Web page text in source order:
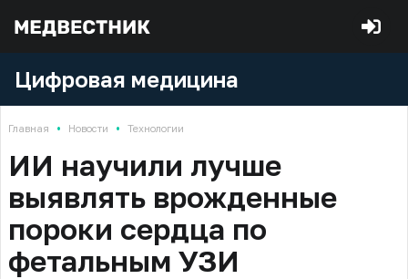
Цифровая медицина
Главная • Новости • Технологии
ИИ научили лучше
выявлять врожденные
пороки сердца по
фетальным УЗИ